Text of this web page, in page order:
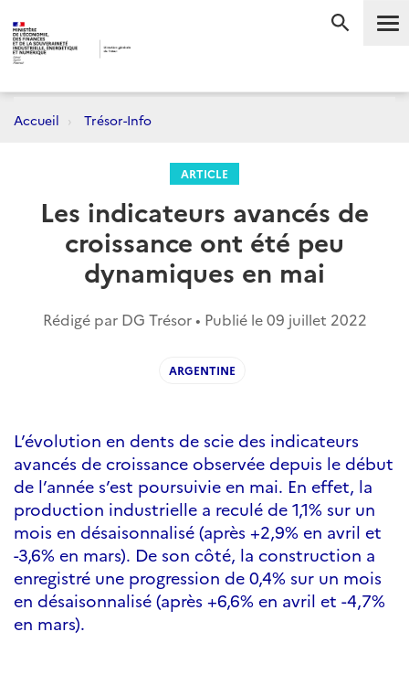
Accueil Trésor-Info
ARTICLE
Les indicateurs avancés de
croissance ont été peu
dynamiques en mai
Rédigé par DG Trésor • Publié le09 juillet 2022
ARGENTINE
L’évolution en dents de scie des indicateurs
avancés de croissance observée depuis le début
de l’année s’est poursuivie en mai. En effet, la
production industrielle a reculé de 1,1% sur un
mois en désaisonnalisé (après +2,9% en avril et
-3,6% en mars). De son côté, la construction a
enregistré une progression de 0,4% sur un mois
en désaisonnalisé (après +6,6% en avril et -4,7%
en mars).